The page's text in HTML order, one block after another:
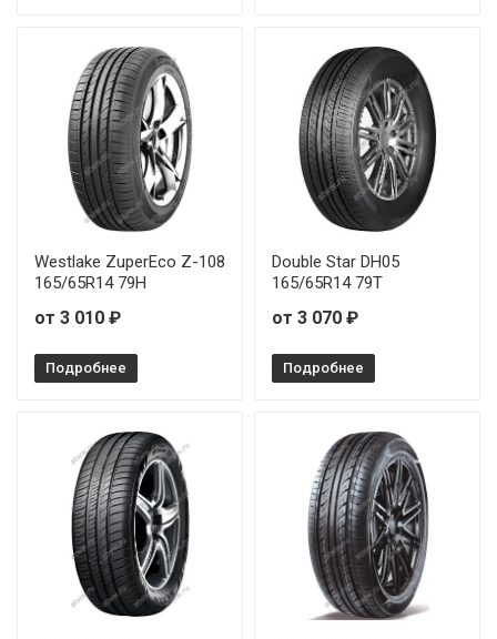
Landsail 4 SEASONS 185/65R15 88H
Landsail 4 SEASONS 185/65R15 92T
Landsail 4 SEASONS 195/50R15 82V
Landsail 4 SEASONS 195/65R15 95V
Landsail 4 SEASONS 205/65R16 95W
Landsail 4 SEASONS 215/45R17 91W
Landsail 4 SEASONS 215/50R17 95W
Landsail 4 SEASONS 215/55R17 98W
Westlake ZuperEco Z-108
165/65R14 79H
от 3 010 ₽
Подробнее
Double Star DH05
165/65R14 79T
от 3 070 ₽
Подробнее